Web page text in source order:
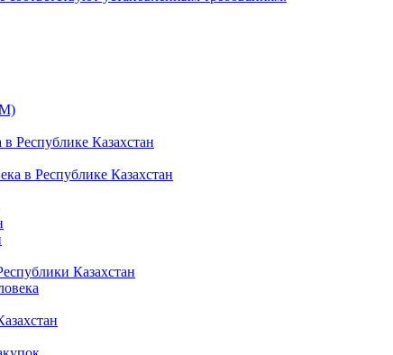
Республике Казахстан
в Республике Казахстан
Казахстан